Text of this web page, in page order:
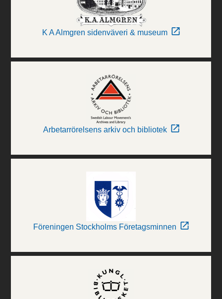
K A Almgren sidenväveri & museum
Arbetarrörelsens arkiv och bibliotek
Föreningen Stockholms Företagsminnen